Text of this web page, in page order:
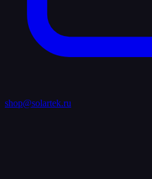
shop@solartek.ru